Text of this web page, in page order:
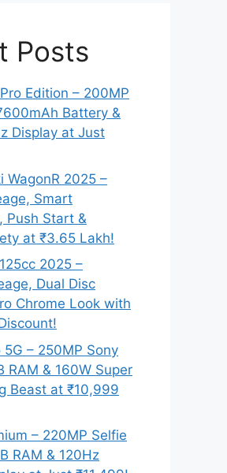
Posts
Edition – 200MP
Battery &
Display at Just
WagonR 2025 –
Smart
Push Start &
at ₹3.65 Lakh!
2025 –
Dual Disc
Chrome Look with
– 250MP Sony
RAM & 160W Super
Beast at ₹10,999
– 220MP Selfie
RAM & 120Hz